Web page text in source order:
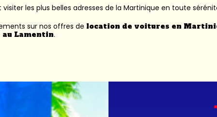
les plus belles adresses de la Martinique en toute
sur nos offres de location de voitures en
au Lamentin.